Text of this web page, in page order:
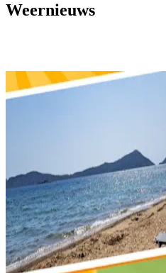
Weernieuws